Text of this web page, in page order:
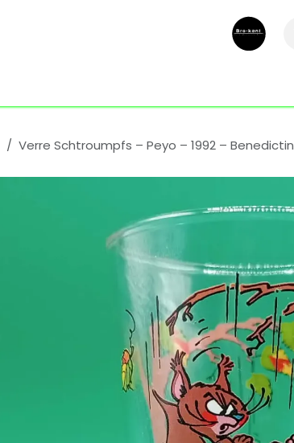
Verre Schtroumpfs – Peyo – 1992 – Benedictin